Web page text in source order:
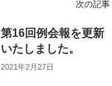
次の記事
第16回例会報を更新
いたしました。
2021年2月27日